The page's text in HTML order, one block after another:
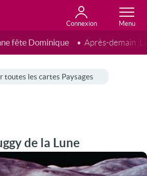
Connexion
fête Dominique Après-demain :
toutes les cartes Paysages
de la Lune